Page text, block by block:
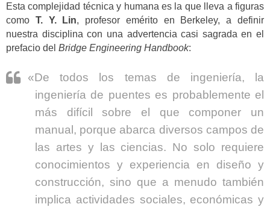
Esta complejidad técnica y humana es la que lleva a figuras
como T. Y. Lin, profesor emérito en Berkeley, a definir
nuestra disciplina con una advertencia casi sagrada en el
prefacio del Bridge Engineering Handbook:
«De todos los temas de ingeniería, la
ingeniería de puentes es probablemente el
más difícil sobre el que componer un
manual, porque abarca diversos campos de
las artes y las ciencias. No solo requiere
conocimientos y experiencia en diseño y
construcción, sino que a menudo también
implica actividades sociales, económicas y